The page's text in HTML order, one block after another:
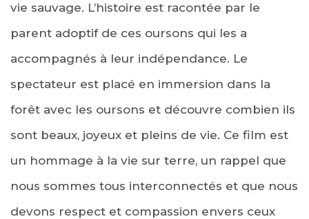
vie sauvage. L’histoire est racontée par le
parent adoptif de ces oursons qui les a
accompagnés à leur indépendance. Le
spectateur est placé en immersion dans la
forêt avec les oursons et découvre combien ils
sont beaux, joyeux et pleins de vie. Ce film est
un hommage à la vie sur terre, un rappel que
nous sommes tous interconnectés et que nous
devons respect et compassion envers ceux